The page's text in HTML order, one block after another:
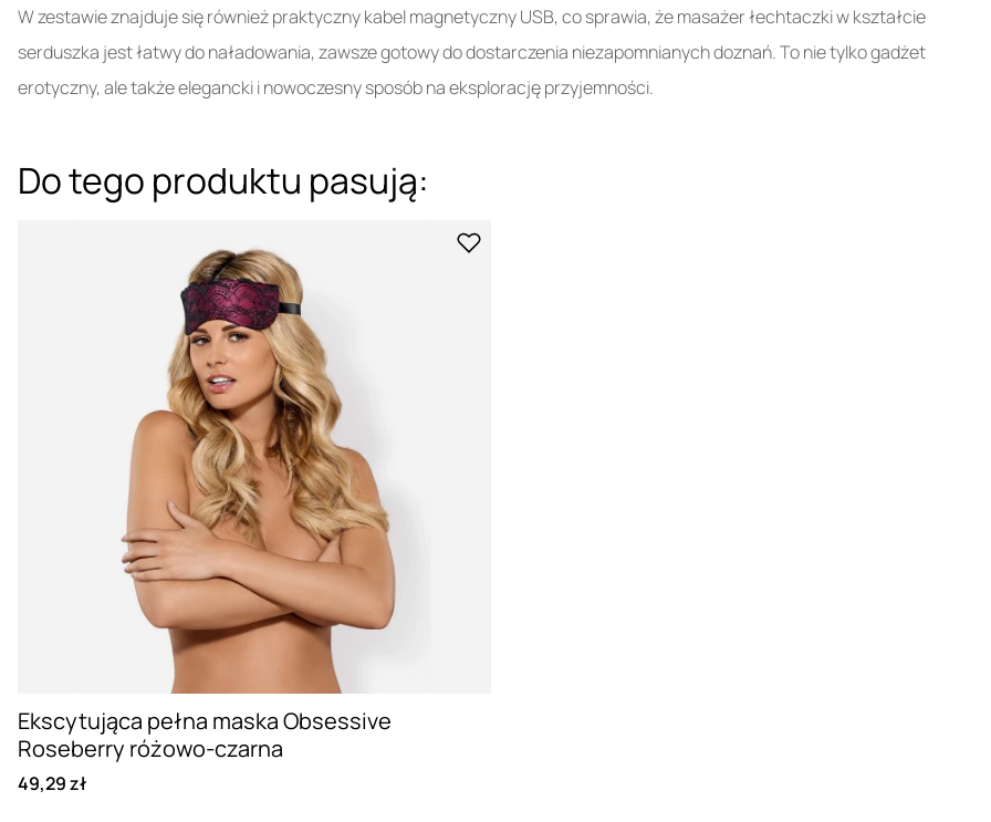
W zestawie znajduje się również praktyczny kabel magnetyczny USB, co sprawia, że masażer łechtaczki w kształcie
serduszka jest łatwy do naładowania, zawsze gotowy do dostarczenia niezapomnianych doznań. To nie tylko gadżet
erotyczny, ale także elegancki i nowoczesny sposób na eksplorację przyjemności.
Do tego produktu pasują:
Ekscytująca pełna maska Obsessive
Roseberry różowo-czarna
49,29 zł